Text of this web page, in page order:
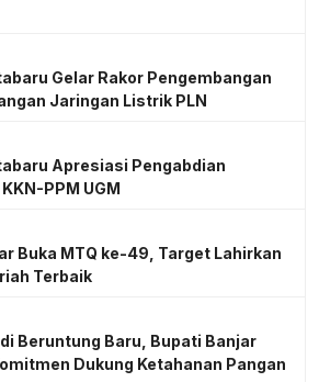
Gelar Rakor Pengembangan
Jaringan Listrik PLN
Apresiasi Pengabdian
PPM UGM
Buka MTQ ke-49, Target Lahirkan
Terbaik
Beruntung Baru, Bupati Banjar
Dukung Ketahanan Pangan